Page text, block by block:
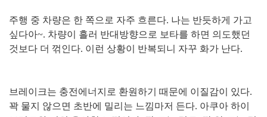
주행 중 차량은 한 쪽으로 자주 흐른다. 나는 반듯하게 가고
싶다아~. 차량이 흘러 반대방향으로 보타를 하면 의도했던
것보다 더 꺾인다. 이런 상황이 반복되니 자꾸 화가 난다.
브레이크는 충전에너지로 환원하기 때문에 이질감이 있다.
꽉 물지 않으면 초반에 밀리는 느낌마저 든다. 아쿠아 하이